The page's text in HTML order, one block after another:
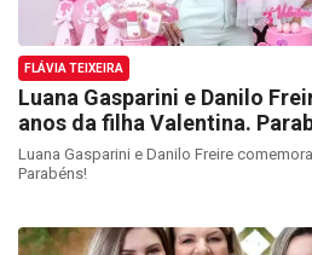
FLÁVIA TEIXEIRA
Luana Gasparini e Danilo
anos da filha Valentina.
Luana Gasparini e Danilo Freire
Parabéns!